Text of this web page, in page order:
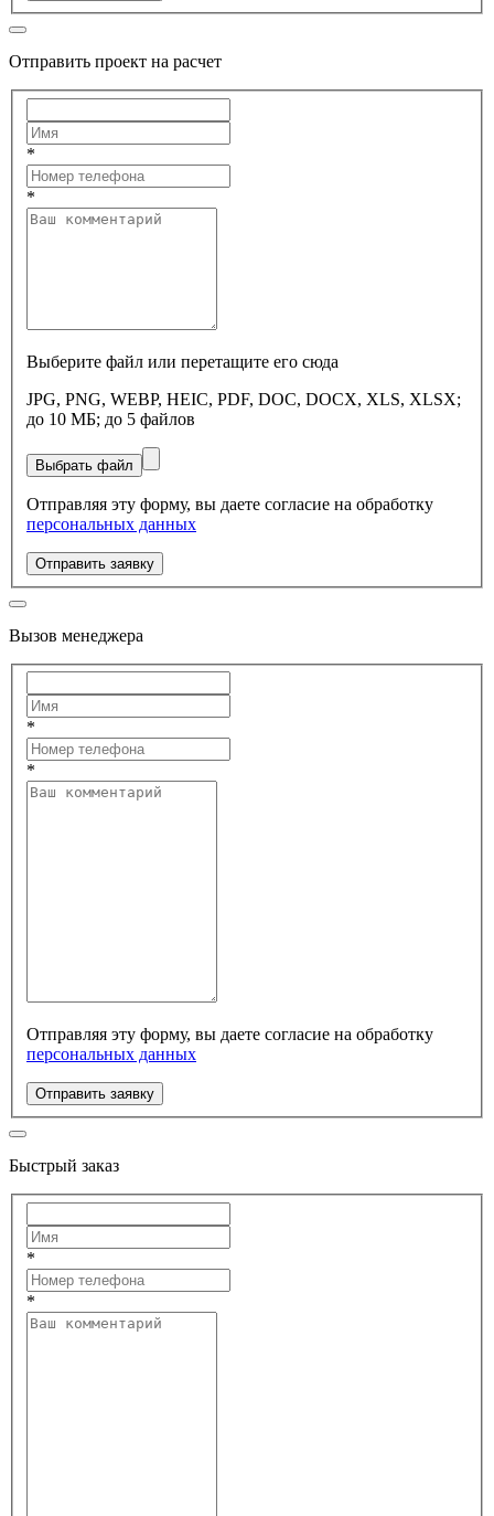
Отправить проект на расчет
*
*
Выберите файл или перетащите его сюда
JPG, PNG, WEBP, HEIC, PDF, DOC, DOCX, XLS, XLSX;
до 10 МБ; до 5 файлов
Выбрать файл
Отправляя эту форму, вы даете согласие на обработку
персональных данных
Отправить заявку
Вызов менеджера
*
*
Отправляя эту форму, вы даете согласие на обработку
персональных данных
Отправить заявку
Быстрый заказ
*
*